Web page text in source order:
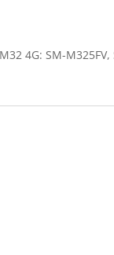
4G: SM-M325FV,